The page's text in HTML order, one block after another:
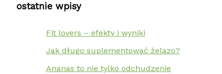
ostatnie wpisy
Fit lovers – efekty i wyniki
Jak długo suplementować żelazo?
Ananas to nie tylko odchudzenie